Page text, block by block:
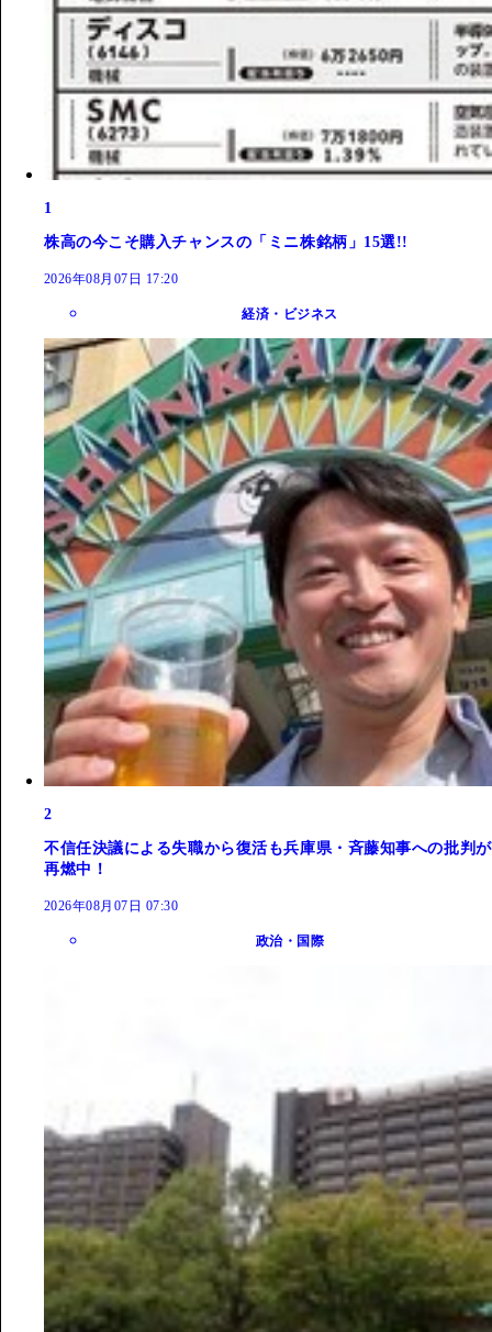
1
株高の今こそ購入チャンスの「ミニ株銘柄」15選!!
2026年08月07日 17:20
経済・ビジネス
2
不信任決議による失職から復活も兵庫県・斉藤知事への批判が
再燃中！
2026年08月07日 07:30
政治・国際